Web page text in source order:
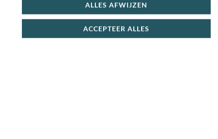
ALLES AFWIJZEN
ACCEPTEER ALLES
kaas + pesto + rucola + rode ui + zontomaat +